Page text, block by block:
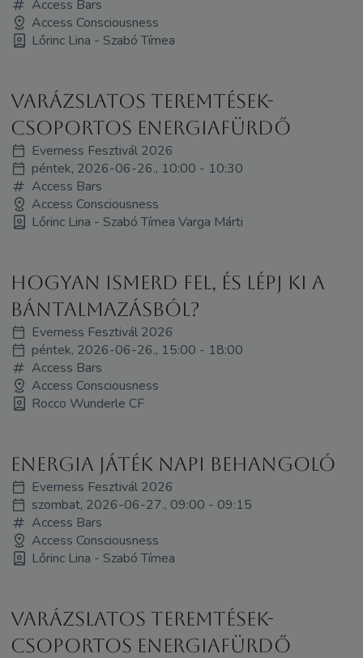
Access Bars
Access Consciousness
Lőrinc Lina - Szabó Tímea
Varázslatos teremtések-
Csoportos energiafürdő
Everness Fesztivál 2026
péntek, 2026-06-26., 10:00 - 10:30
Access Bars
Access Consciousness
Lőrinc Lina - Szabó Tímea Varga Márti
Hogyan ismerd fel, és lépj ki a
bántalmazásból?
Everness Fesztivál 2026
péntek, 2026-06-26., 15:00 - 18:00
Access Bars
Access Consciousness
Rocco Wunderle CF
Energia játék napi behangoló
Everness Fesztivál 2026
szombat, 2026-06-27., 09:00 - 09:15
Access Bars
Access Consciousness
Lőrinc Lina - Szabó Tímea
Varázslatos teremtések-
Csoportos energiafürdő